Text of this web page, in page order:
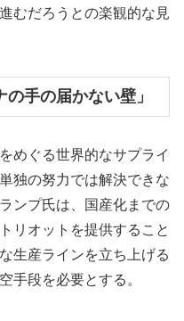
むだろうとの楽観的な見
手の届かない壁」
めぐる世界的なサプライ
独の努力では解決できな
ンプ氏は、国産化までの
リオットを提供すること
生産ラインを立ち上げる
手段を必要とする。